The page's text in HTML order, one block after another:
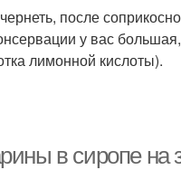
после
у вас
лимонной кислоты).
в сиропе